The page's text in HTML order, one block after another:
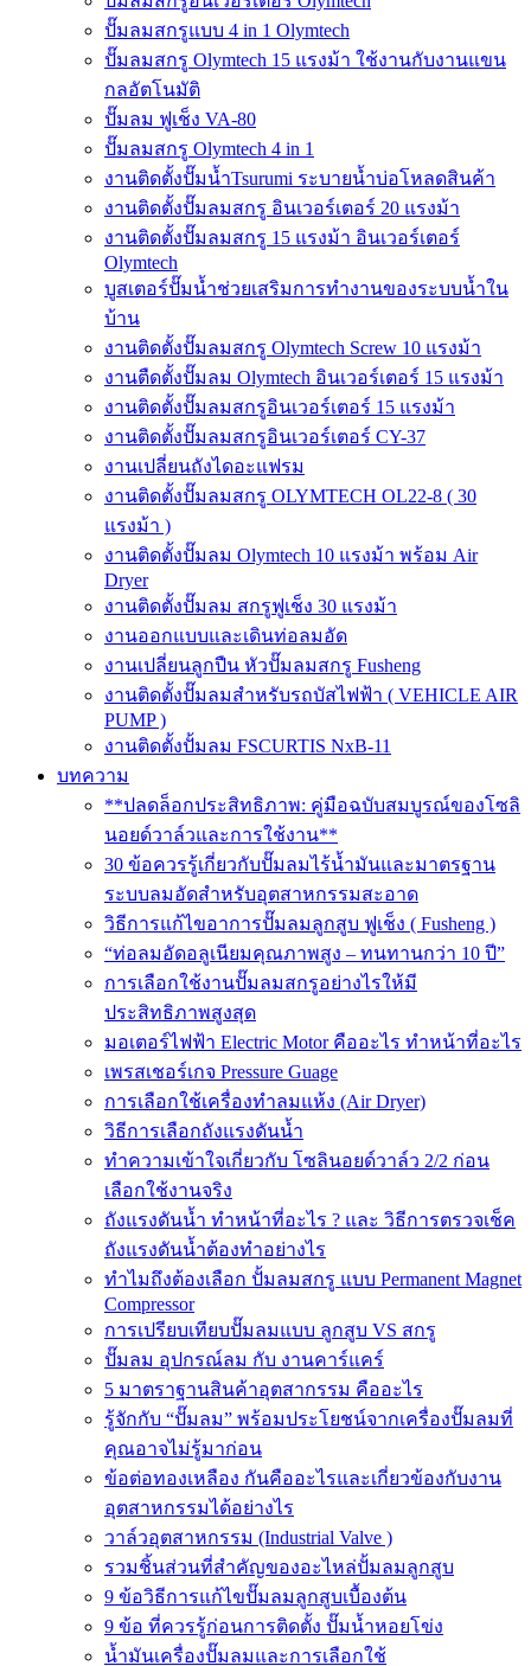
ปั๊มลมสกรูแบบ 4 in 1 Olymtech
ปั๊มลมสกรู Olymtech 15 แรงม้า ใช้งานกับงานแขน
กลอัตโนมัติ
ปั๊มลม ฟูเช็ง VA-80
ปั๊มลมสกรู Olymtech 4 in 1
งานติดตั้งปั๊มน้ำTsurumi ระบายน้ำบ่อโหลดสินค้า
งานติดตั้งปั๊มลมสกรู อินเวอร์เตอร์ 20 แรงม้า
งานติดตั้งปั๊มลมสกรู 15 แรงม้า อินเวอร์เตอร์
Olymtech
บูสเตอร์ปั๊มน้ำช่วยเสริมการทำงานของระบบน้ำใน
บ้าน
งานติดตั้งปั๊มลมสกรู Olymtech Screw 10 แรงม้า
งานตืดตั้งปั๊มลม Olymtech อินเวอร์เตอร์ 15 แรงม้า
งานติดตั้งปั๊มลมสกรูอินเวอร์เตอร์ 15 แรงม้า
งานติดตั้งปั๊มลมสกรูอินเวอร์เตอร์ CY-37
งานเปลี่ยนถังไดอะแฟรม
งานติดตั้งปั๊มลมสกรู OLYMTECH OL22-8 ( 30
แรงม้า )
งานติดตั้งปั๊มลม Olymtech 10 แรงม้า พร้อม Air
Dryer
งานติดตั้งปั๊มลม สกรูฟูเช็ง 30 แรงม้า
งานออกแบบและเดินท่อลมอัด
งานเปลี่ยนลูกปืน หัวปั๊มลมสกรู Fusheng
งานติดตั้งปั๊มลมสำหรับรถบัสไฟฟ้า ( VEHICLE AIR
PUMP )
งานติดตั้งปั้มลม FSCURTIS NxB-11
บทความ
**ปลดล็อกประสิทธิภาพ: คู่มือฉบับสมบูรณ์ของโซลิ
นอยด์วาล์วและการใช้งาน**
30 ข้อควรรู้เกี่ยวกับปั๊มลมไร้น้ำมันและมาตรฐาน
ระบบลมอัดสำหรับอุตสาหกรรมสะอาด
วิธีการแก้ไขอาการปั๊มลมลูกสูบ ฟูเช็ง ( Fusheng )
“ท่อลมอัดอลูเนียมคุณภาพสูง – ทนทานกว่า 10 ปี”
การเลือกใช้งานปั๊มลมสกรูอย่างไรให้มี
ประสิทธิภาพสูงสุด
มอเตอร์ไฟฟ้า Electric Motor คืออะไร ทำหน้าที่อะไร
เพรสเชอร์เกจ Pressure Guage
การเลือกใช้เครื่องทำลมแห้ง (Air Dryer)
วิธีการเลือกถังแรงดันน้ำ
ทำความเข้าใจเกี่ยวกับ โซลินอยด์วาล์ว 2/2 ก่อน
เลือกใช้งานจริง
ถังแรงดันน้ำ ทำหน้าที่อะไร ? และ วิธีการตรวจเช็ค
ถังแรงดันน้ำต้องทำอย่างไร
ทำไมถึงต้องเลือก ปั้มลมสกรู แบบ Permanent Magnet
Compressor
การเปรียบเทียบปั๊มลมแบบ ลูกสูบ VS สกรู
ปั๊มลม อุปกรณ์ลม กับ งานคาร์แคร์
5 มาตราฐานสินค้าอุตสากรรม คืออะไร
รู้จักกับ “ปั๊มลม” พร้อมประโยชน์จากเครื่องปั๊มลมที่
คุณอาจไม่รู้มาก่อน
ข้อต่อทองเหลือง กันคืออะไรและเกี่ยวข้องกับงาน
อุตสาหกรรมได้อย่างไร
วาล์วอุตสาหกรรม (Industrial Valve )
รวมชิ้นส่วนที่สำคัญของอะไหล่ปั้มลมลูกสูบ
9 ข้อวิธีการแก้ไขปั๊มลมลูกสูบเบื้องต้น
9 ข้อ ที่ควรรู้ก่อนการติดตั้ง ปั๊มน้ำหอยโข่ง
น้ำมันเครื่องปั๊มลมและการเลือกใช้